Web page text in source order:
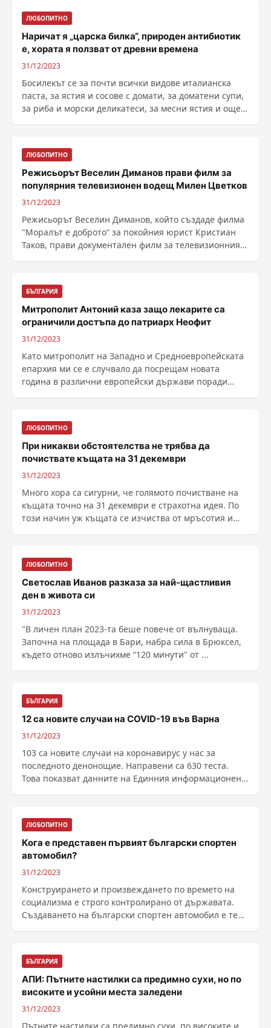
ЛЮБОПИТНО
Наричат я „царска билка“, природен антибиотик
е, хората я ползват от древни времена
31/12/2023
Босилекът се за почти всички видове италианска
паста, за ястия и сосове с домати, за доматени супи,
за риба и морски деликатеси, за месни ястия и още
ЛЮБОПИТНО
Режисьорът Веселин Диманов прави филм за
популярния телевизионен водещ Милен Цветков
31/12/2023
Режисьорът Веселин Диманов, който създаде филма
"Моралът е доброто“ за покойния юрист Кристиан
Таков, прави документален филм за телевизионния
БЪЛГАРИЯ
Митрополит Антоний каза защо лекарите са
ограничили достъпа до патриарх Неофит
31/12/2023
Като митрополит на Западно и Средноевропейската
епархия ми се е случвало да посрещам новата
година в различни европейски държави поради
ЛЮБОПИТНО
При никакви обстоятелства не трябва да
почиствате къщата на 31 декември
31/12/2023
Много хора са сигурни, че голямото почистване на
къщата точно на 31 декември е страхотна идея. По
този начин уж къщата се изчиства от мръсотия и
ЛЮБОПИТНО
Светослав Иванов разказа за най-щастливия
ден в живота си
31/12/2023
"В личен план 2023-та беше повече от вълнуваща.
Започна на площада в Бари, набра сила в Брюксел,
където отново излъчихме “120 минути" от ...
БЪЛГАРИЯ
12 са новите случаи на COVID-19 във Варна
31/12/2023
103 са новите случаи на коронавирус у нас за
последното денонощие. Направени са 630 теста.
Това показват данните на Единния информационен
ЛЮБОПИТНО
Кога е представен първият български спортен
автомобил?
31/12/2023
Конструирането и произвеждането по времето на
социализма е строго контролирано от държавата.
Създаването на български спортен автомобил е тема
БЪЛГАРИЯ
АПИ: Пътните настилки са предимно сухи, но по
високите и усойни места заледени
31/12/2023